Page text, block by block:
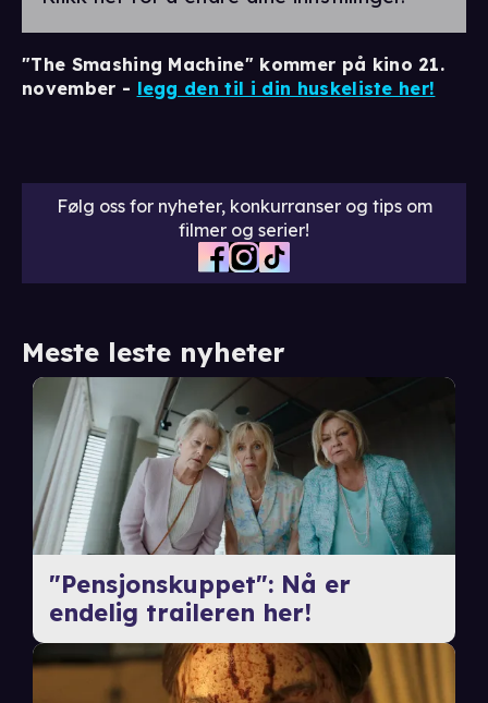
"The Smashing Machine" kommer på kino 21.
november - legg den til i din huskeliste her!
Følg oss for nyheter, konkurranser og tips om
filmer og serier!
Meste leste nyheter
"Pensjonskuppet": Nå er
endelig traileren her!